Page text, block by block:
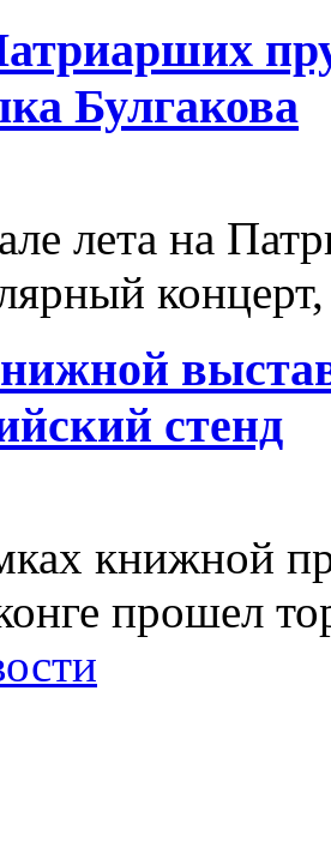
Булгакова
лета на
стенд
книжной
прошел